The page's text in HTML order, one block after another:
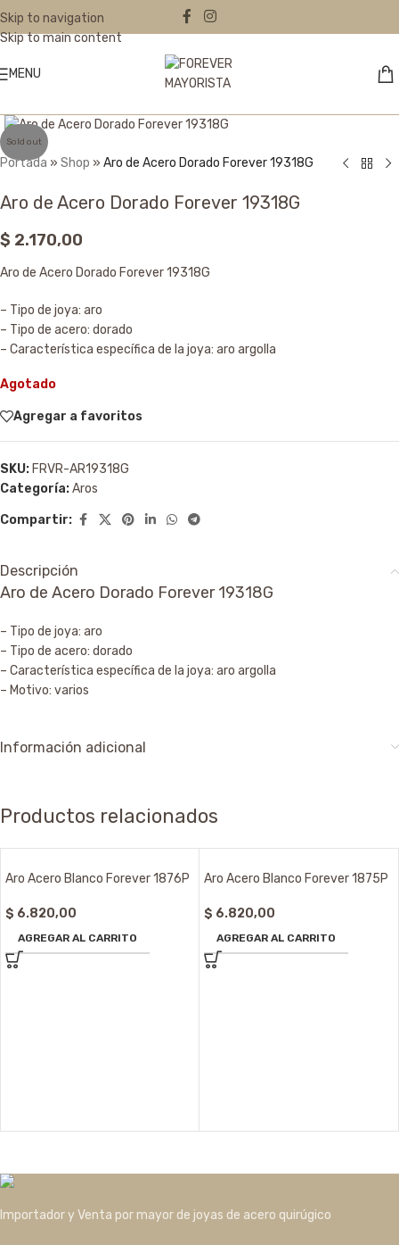
Skip to navigation
Skip to main content
MENU
Sold out
Portada » Shop » Aro de Acero Dorado Forever 19318G
Aro de Acero Dorado Forever 19318G
$ 2.170,00
Aro de Acero Dorado Forever 19318G
– Tipo de joya: aro
– Tipo de acero: dorado
– Característica específica de la joya: aro argolla
Agotado
Agregar a favoritos
SKU: FRVR-AR19318G
Categoría:Aros
Compartir:
Descripción
Aro de Acero Dorado Forever 19318G
– Tipo de joya: aro
– Tipo de acero: dorado
– Característica específica de la joya: aro argolla
– Motivo: varios
Información adicional
Productos relacionados
Aro Acero Blanco Forever 1876P
$ 6.820,00
AGREGAR AL CARRITO
Aro Acero Blanco Forever 1875P
$ 6.820,00
AGREGAR AL CARRITO
Importador y Venta por mayor de joyas de acero quirúgico